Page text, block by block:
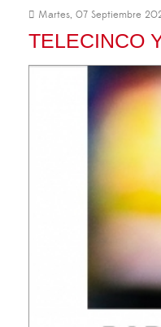
Martes, 07 Septiembre
TELECINCO